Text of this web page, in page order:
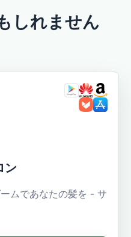
しれません
ン
ムであなたの髪を - サ